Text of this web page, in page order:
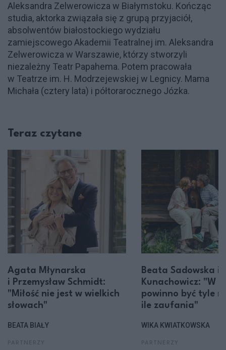
Aleksandra Zelwerowicza w Białymstoku. Kończąc
studia, aktorka związała się z grupą przyjaciół,
absolwentów białostockiego wydziału
zamiejscowego Akademii Teatralnej im. Aleksandra
Zelwerowicza w Warszawie, którzy stworzyli
niezależny Teatr Papahema. Potem pracowała
w Teatrze im. H. Modrzejewskiej w Legnicy. Mama
Michała (cztery lata) i półtorarocznego Józka.
Teraz czytane
Agata Młynarska
i Przemysław Schmidt:
"Miłość nie jest w wielkich
słowach"
BEATA BIAŁY
Beata Sadowska i
Kunachowicz: "W
powinno być tyle
ile zaufania"
WIKA KWIATKOWSKA